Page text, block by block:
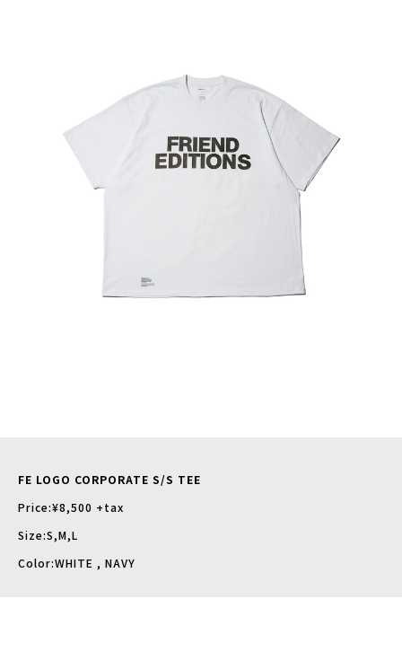
FE LOGO CORPORATE S/S TEE
Price:¥8,500 +tax
Size:S,M,L
Color:WHITE , NAVY